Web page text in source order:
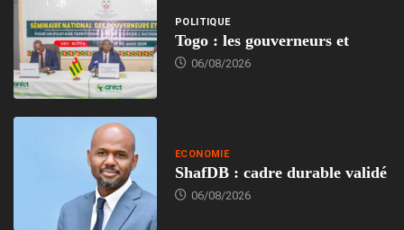
POLITIQUE
Togo : les gouverneurs et
06/08/2026
ECONOMIE
ShafDB : cadre durable validé
06/08/2026